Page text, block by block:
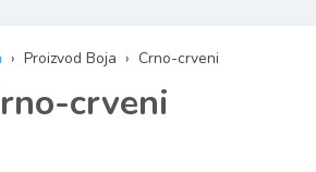
› Proizvod Boja › Crno-crveni
crveni